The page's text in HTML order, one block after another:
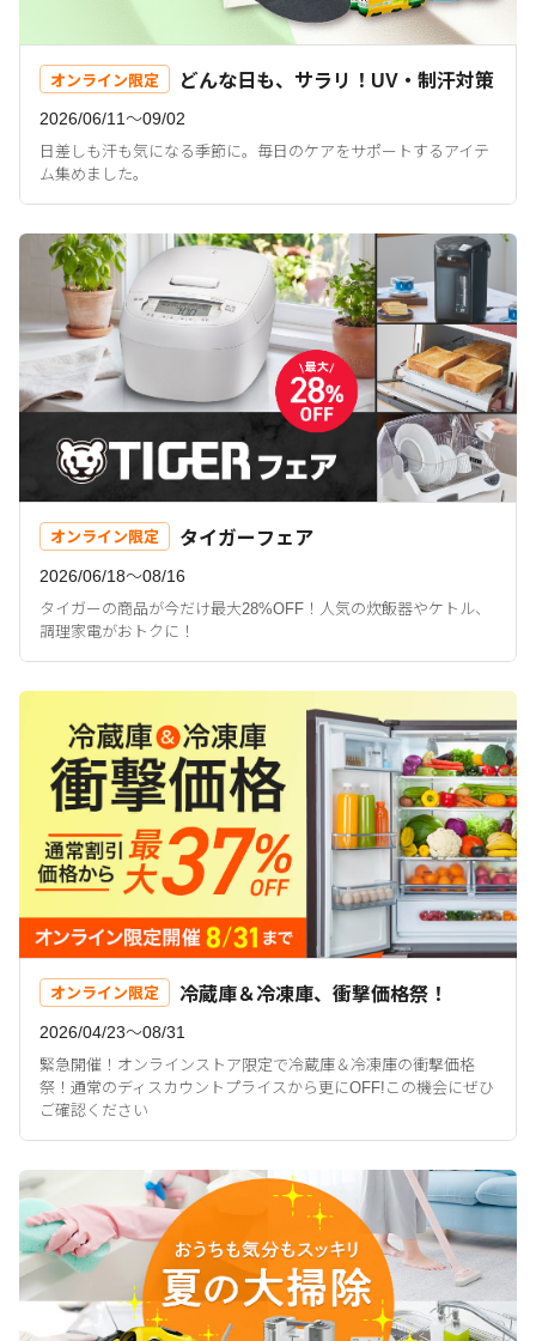
オンライン限定 どんな日も、サラリ！UV・制汗対策
2026/06/11〜09/02
日差しも汗も気になる季節に。毎日のケアをサポートするアイテ
ム集めました。
オンライン限定 タイガーフェア
2026/06/18〜08/16
タイガーの商品が今だけ最大28%OFF！人気の炊飯器やケトル、
調理家電がおトクに！
オンライン限定 冷蔵庫＆冷凍庫、衝撃価格祭！
2026/04/23〜08/31
緊急開催！オンラインストア限定で冷蔵庫＆冷凍庫の衝撃価格
祭！通常のディスカウントプライスから更にOFF!この機会にぜひ
ご確認ください